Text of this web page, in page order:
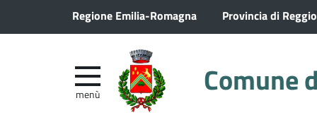
Regione Emilia-Romagna Provincia di
Comune
menù